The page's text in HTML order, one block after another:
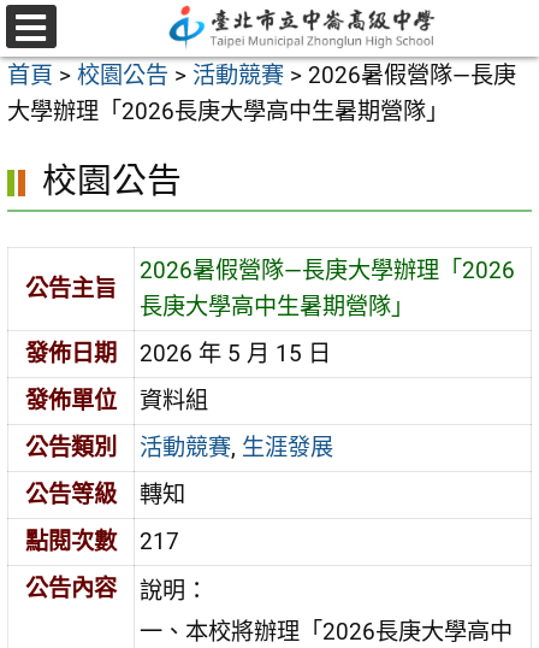
跳
至
主
要
容
選
單
首頁 > 校園公告 > 活動競賽 > 2026暑假營隊—長庚
大學辦理「2026長庚大學高中生暑期營隊」
校園公告
公告主旨
2026暑假營隊—長庚大學辦理「2026
長庚大學高中生暑期營隊」
發佈日期
2026 年 5 月 15 日
發佈單位
資料組
公告類別
活動競賽, 生涯發展
公告等級
轉知
點閱次數
217
公告內容
說明：
一、本校將辦理「2026長庚大學高中